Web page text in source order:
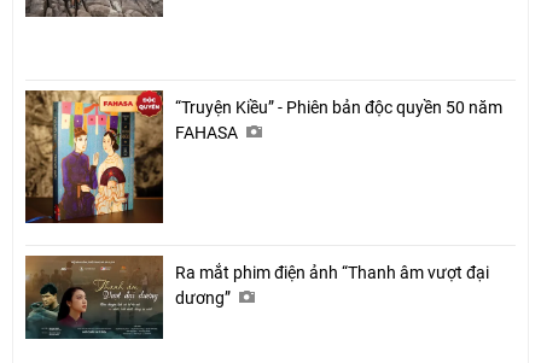
“Truyện Kiều” - Phiên bản độc quyền 50 năm
FAHASA
Ra mắt phim điện ảnh “Thanh âm vượt đại
dương”